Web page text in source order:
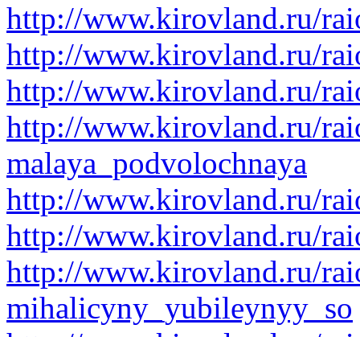
http://www.kirovland.ru/
http://www.kirovland.ru/
http://www.kirovland.ru/
http://www.kirovland.ru/
malaya_podvolochnaya
http://www.kirovland.ru/
http://www.kirovland.ru/
http://www.kirovland.ru/
mihalicyny_yubileynyy_so